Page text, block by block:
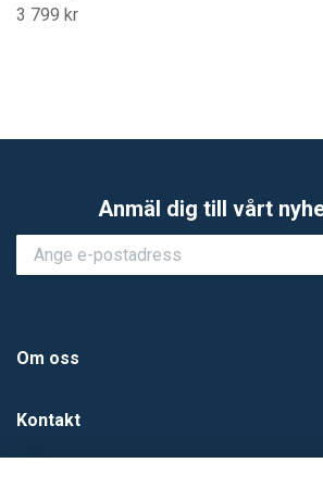
3 799 kr
Anmäl dig till vårt
Om oss
Kontakt